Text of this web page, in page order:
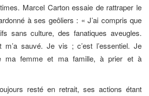
Marcel Carton essaie de rattraper le
à ses geôliers : « J’ai compris que
sans culture, des fanatiques aveugles.
m’a sauvé. Je vis ; c’est l’essentiel. Je
ma femme et ma famille, à prier et à
resté en retrait, ses actions étant